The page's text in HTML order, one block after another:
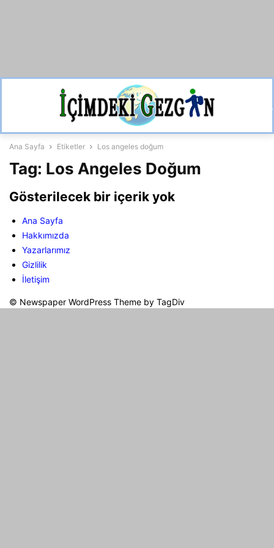
Ana Sayfa Etiketler Los angeles doğum
Tag: Los Angeles Doğum
Gösterilecek bir içerik yok
Ana Sayfa
Hakkımızda
Yazarlarımız
Gizlilik
İletişim
© Newspaper WordPress Theme by TagDiv